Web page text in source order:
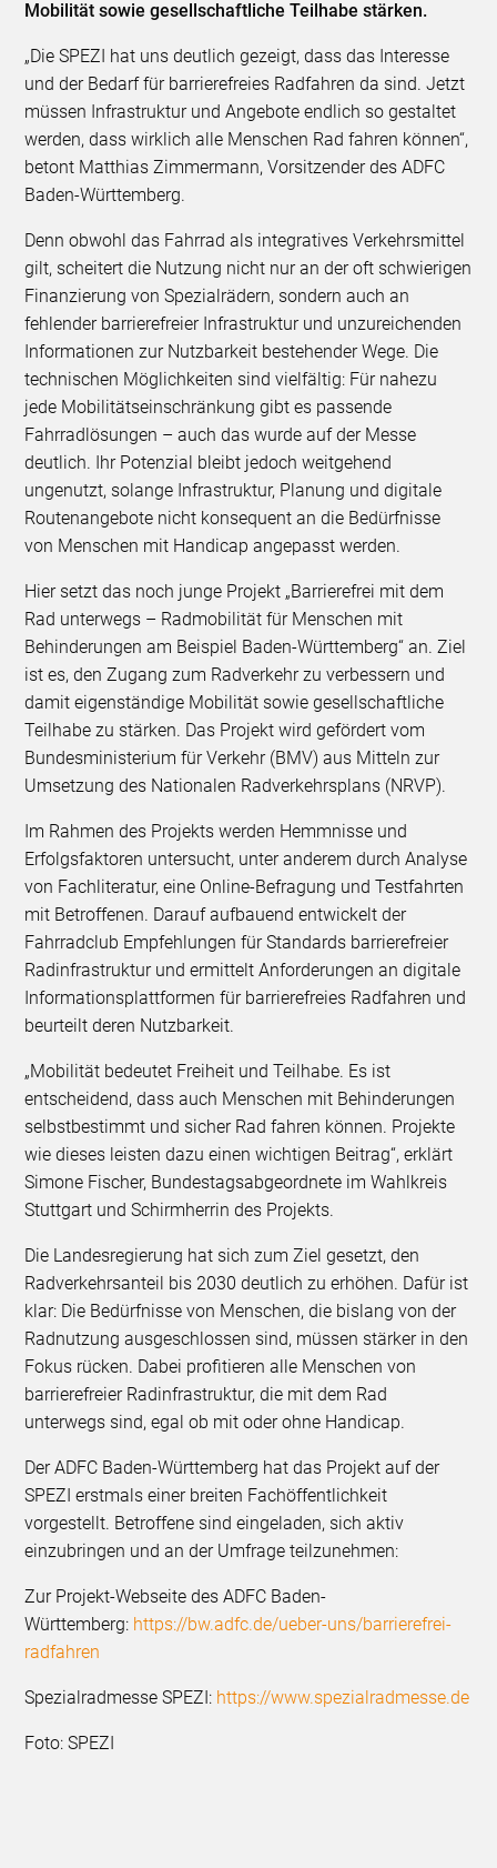
Mobilität sowie gesellschaftliche Teilhabe stärken.
„Die SPEZI hat uns deutlich gezeigt, dass das Interesse
und der Bedarf für barrierefreies Radfahren da sind. Jetzt
müssen Infrastruktur und Angebote endlich so gestaltet
werden, dass wirklich alle Menschen Rad fahren können“,
betont Matthias Zimmermann, Vorsitzender des ADFC
Baden-Württemberg.
Denn obwohl das Fahrrad als integratives Verkehrsmittel
gilt, scheitert die Nutzung nicht nur an der oft schwierigen
Finanzierung von Spezialrädern, sondern auch an
fehlender barrierefreier Infrastruktur und unzureichenden
Informationen zur Nutzbarkeit bestehender Wege. Die
technischen Möglichkeiten sind vielfältig: Für nahezu
jede Mobilitätseinschränkung gibt es passende
Fahrradlösungen – auch das wurde auf der Messe
deutlich. Ihr Potenzial bleibt jedoch weitgehend
ungenutzt, solange Infrastruktur, Planung und digitale
Routenangebote nicht konsequent an die Bedürfnisse
von Menschen mit Handicap angepasst werden.
Hier setzt das noch junge Projekt „Barrierefrei mit dem
Rad unterwegs – Radmobilität für Menschen mit
Behinderungen am Beispiel Baden-Württemberg“ an. Ziel
ist es, den Zugang zum Radverkehr zu verbessern und
damit eigenständige Mobilität sowie gesellschaftliche
Teilhabe zu stärken. Das Projekt wird gefördert vom
Bundesministerium für Verkehr (BMV) aus Mitteln zur
Umsetzung des Nationalen Radverkehrsplans (NRVP).
Im Rahmen des Projekts werden Hemmnisse und
Erfolgsfaktoren untersucht, unter anderem durch Analyse
von Fachliteratur, eine Online-Befragung und Testfahrten
mit Betroffenen. Darauf aufbauend entwickelt der
Fahrradclub Empfehlungen für Standards barrierefreier
Radinfrastruktur und ermittelt Anforderungen an digitale
Informationsplattformen für barrierefreies Radfahren und
beurteilt deren Nutzbarkeit.
„Mobilität bedeutet Freiheit und Teilhabe. Es ist
entscheidend, dass auch Menschen mit Behinderungen
selbstbestimmt und sicher Rad fahren können. Projekte
wie dieses leisten dazu einen wichtigen Beitrag“, erklärt
Simone Fischer, Bundestagsabgeordnete im Wahlkreis
Stuttgart und Schirmherrin des Projekts.
Die Landesregierung hat sich zum Ziel gesetzt, den
Radverkehrsanteil bis 2030 deutlich zu erhöhen. Dafür ist
klar: Die Bedürfnisse von Menschen, die bislang von der
Radnutzung ausgeschlossen sind, müssen stärker in den
Fokus rücken. Dabei profitieren alle Menschen von
barrierefreier Radinfrastruktur, die mit dem Rad
unterwegs sind, egal ob mit oder ohne Handicap.
Der ADFC Baden-Württemberg hat das Projekt auf der
SPEZI erstmals einer breiten Fachöffentlichkeit
vorgestellt. Betroffene sind eingeladen, sich aktiv
einzubringen und an der Umfrage teilzunehmen:
Zur Projekt-Webseite des ADFC Baden-
Württemberg: https://bw.adfc.de/ueber-uns/barrierefrei-
radfahren
Spezialradmesse SPEZI: https://www.spezialradmesse.de
Foto: SPEZI